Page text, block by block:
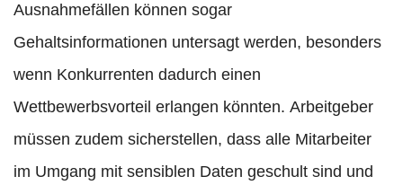
Ausnahmefällen können sogar
Gehaltsinformationen untersagt werden, besonders
wenn Konkurrenten dadurch einen
Wettbewerbsvorteil erlangen könnten. Arbeitgeber
müssen zudem sicherstellen, dass alle Mitarbeiter
im Umgang mit sensiblen Daten geschult sind und